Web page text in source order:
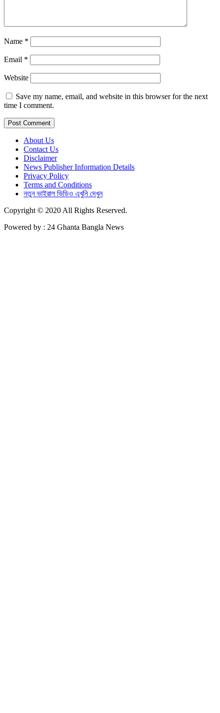
Name *
Email *
Website
Save my name, email, and website in this browser for the next
time I comment.
About Us
Contact Us
Disclaimer
News Publisher Information Details
Privacy Policy
Terms and Conditions
নতুন ভাইরাল ভিডিও এখুনি দেখুন
Copyright © 2020 All Rights Reserved.
Powered by : 24 Ghanta Bangla News